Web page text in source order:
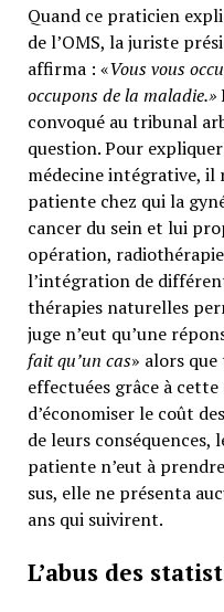
Quand ce praticien
de l’OMS, la juriste
affirma : «Vous vous
occupons de la maladie.»
convoqué au tribunal
question. Pour
médecine intégrative, il
patiente chez qui la
cancer du sein et lui
opération,
l’intégration de
thérapies naturelles
juge n’eut qu’une
fait qu’un cas» alors
effectuées grâce à
d’économiser le coût
de leurs conséquences,
patiente n’eut à
sus, elle ne présenta
ans qui suivirent.
L’abus des